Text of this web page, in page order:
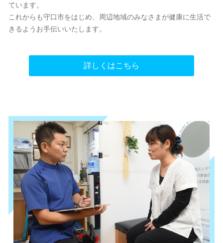
ています。
これからも守口市をはじめ、周辺地域のみなさまが健康に生活で
きるようお手伝いいたします。
詳しくはこちら